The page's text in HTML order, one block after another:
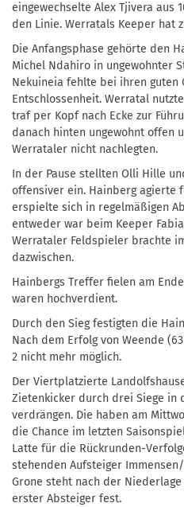
eingewechselte Alex Tjivera aus
den Linie. Werratals Keeper hat
Die Anfangsphase gehörte den
Michel Ndahiro in ungewohnter
Nekuineia fehlte bei ihren guten
Entschlossenheit. Werratal
traf per Kopf nach Ecke zur
danach hinten ungewohnt offen
Werrataler nicht nachlegten.
In der Pause stellten Olli Hille
offensiver ein. Hainberg agierte
erspielte sich in regelmäßigen
entweder war beim Keeper
Werrataler Feldspieler brachte
dazwischen.
Hainbergs Treffer fielen am
waren hochverdient.
Durch den Sieg festigten die
Nach dem Erfolg von Weende
2 nicht mehr möglich.
Der Viertplatzierte
Zietenkicker durch drei Siege in
verdrängen. Die haben am
die Chance im letzten
Latte für die Rückrunden-
stehenden Aufsteiger
Grone steht nach der
erster Absteiger fest.